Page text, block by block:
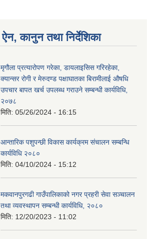
ऐन, कानुन तथा निर्देशिका
मृगौला प्रत्यारोपण गरेका, डायलाइसिस गरिरहेका,
क्यान्सर रोगी र मेरुदण्‍ड पक्षाघातका बिरामीलाई ‍औषधि
उपचार बापत खर्च उपलब्ध गराउने सम्बन्धी कार्यविधि,
२०७८
मिति: 05/26/2024 - 16:15
आन्तारिक पशुपन्छी विकास कार्यक्रम संचालन सम्बन्धि
कार्यविधि २०८०
मिति: 04/10/2024 - 15:12
मकवानपुरगढी गाउँपालिकाको नगर प्रहरी सेवा सञ्‍चालन
तथा व्‍यवस्‍थापन सम्बन्धी कार्यविधि, २०८०
मिति: 12/20/2023 - 11:02